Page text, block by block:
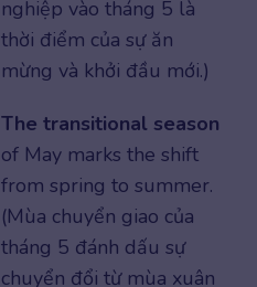
nghiệp vào tháng 5 là
thời điểm của sự ăn
mừng và khởi đầu mới.)
The transitional season
of May marks the shift
from spring to summer.
(Mùa chuyển giao của
tháng 5 đánh dấu sự
chuyển đổi từ mùa xuân